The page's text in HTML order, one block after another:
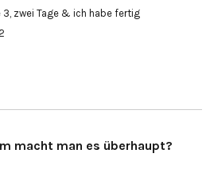
3, zwei Tage & ich habe fertig
macht man es überhaupt?